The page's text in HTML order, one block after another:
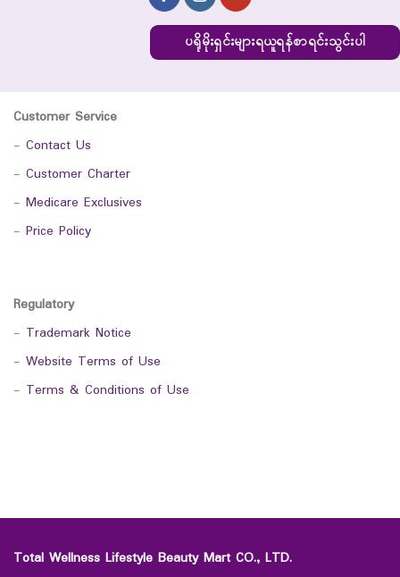
ပရိုမိုးရှင်းများရယူရန်စာရင်းသွင်းပါ
Customer Service
- Contact Us
- Customer Charter
- Medicare Exclusives
- Price Policy
Regulatory
- Trademark Notice
- Website Terms of Use
- Terms & Conditions of Use
Total Wellness Lifestyle Beauty Mart CO., LTD.